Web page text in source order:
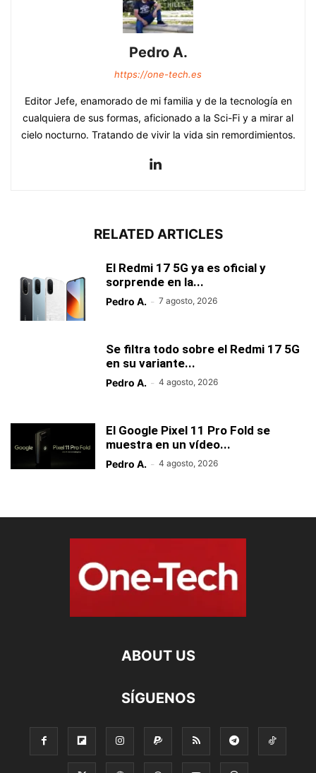
Pedro A.
https://one-tech.es
Editor Jefe, enamorado de mi familia y de la tecnología en
cualquiera de sus formas, aficionado a la Sci-Fi y a mirar al
cielo nocturno. Tratando de vivir la vida sin remordimientos.
RELATED ARTICLES
El Redmi 17 5G ya es oficial y
sorprende en la...
Pedro A. - 7 agosto, 2026
Se filtra todo sobre el Redmi 17 5G
en su variante...
Pedro A. - 4 agosto, 2026
El Google Pixel 11 Pro Fold se
muestra en un vídeo...
Pedro A. - 4 agosto, 2026
ABOUT US
SÍGUENOS